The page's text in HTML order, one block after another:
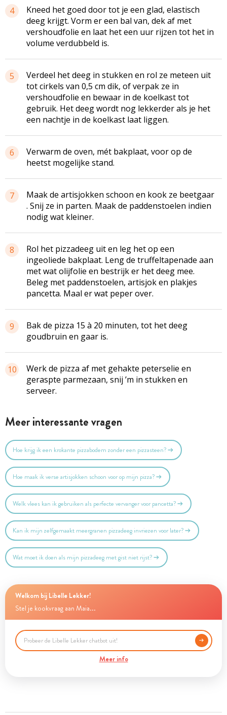
4
Kneed het goed door tot je een glad, elastisch
deeg krijgt. Vorm er een bal van, dek af met
vershoudfolie en laat het een uur rijzen tot het in
volume verdubbeld is.
5
Verdeel het deeg in stukken en rol ze meteen uit
tot cirkels van 0,5 cm dik, of verpak ze in
vershoudfolie en bewaar in de koelkast tot
gebruik. Het deeg wordt nog lekkerder als je het
een nachtje in de koelkast laat liggen.
6
Verwarm de oven, mét bakplaat, voor op de
heetst mogelijke stand.
7
Maak de artisjokken schoon en kook ze beetgaar
. Snij ze in parten. Maak de paddenstoelen indien
nodig wat kleiner.
8
Rol het pizzadeeg uit en leg het op een
ingeoliede bakplaat. Leng de truffeltapenade aan
met wat olijfolie en bestrijk er het deeg mee.
Beleg met paddenstoelen, artisjok en plakjes
pancetta. Maal er wat peper over.
9
Bak de pizza 15 à 20 minuten, tot het deeg
goudbruin en gaar is.
10
Werk de pizza af met gehakte peterselie en
geraspte parmezaan, snij ’m in stukken en
serveer.
Meer interessante vragen
Hoe krijg ik een krokante pizzabodem zonder een pizzasteen?
Hoe maak ik verse artisjokken schoon voor op mijn pizza?
Welk vlees kan ik gebruiken als perfecte vervanger voor pancetta?
Kan ik mijn zelfgemaakt meergranen pizzadeeg invriezen voor later?
Wat moet ik doen als mijn pizzadeeg met gist niet rijst?
Welkom bij Libelle Lekker!
Stel je kookvraag aan Maia...
Meer info